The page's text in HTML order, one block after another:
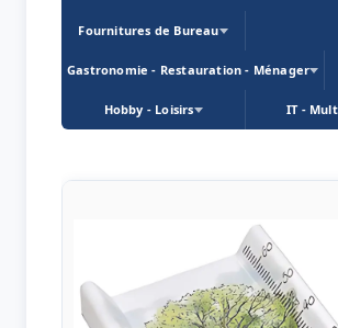
Fournitures de Bureau
Gastronomie - Restauration - Ménager
Hobby - Loisirs IT -